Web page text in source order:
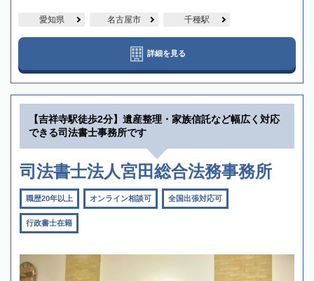
愛知県 名古屋市 千種駅
詳細を見る
【吉祥寺駅徒歩2分】遺産整理・家族信託など幅広く対応
できる司法書士事務所です
司法書士法人宮田総合法務事務所
職歴20年以上 オンライン相談可 全国出張対応可
行政書士在籍